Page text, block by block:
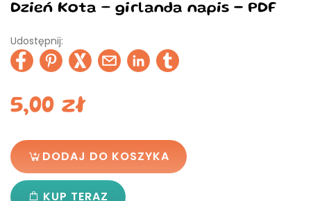
Dzień Kota – girlanda napis - PDF
Udostępnij:
5,00zł
DODAJ DO KOSZYKA
KUP TERAZ